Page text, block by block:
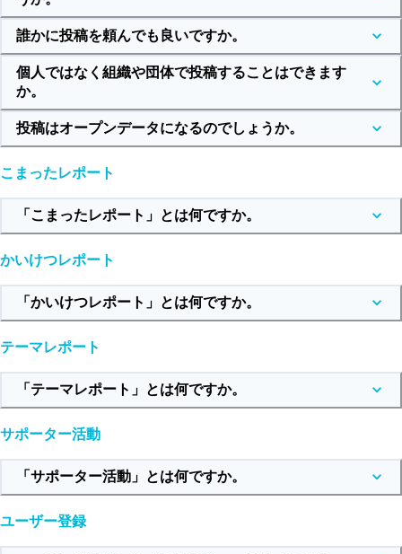
誰かに投稿を頼んでも良いですか。
個人ではなく組織や団体で投稿することはできます
か。
投稿はオープンデータになるのでしょうか。
こまったレポート
「こまったレポート」とは何ですか。
かいけつレポート
「かいけつレポート」とは何ですか。
テーマレポート
「テーマレポート」とは何ですか。
サポーター活動
「サポーター活動」とは何ですか。
ユーザー登録